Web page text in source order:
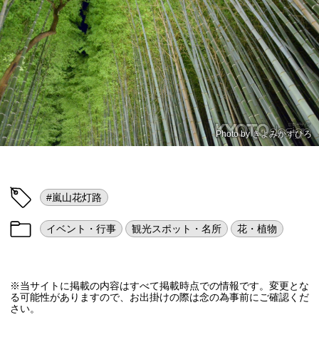
Photo byきよみかずひろ
#嵐山花灯路
イベント・行事 観光スポット・名所 花・植物
※当サイトに掲載の内容はすべて掲載時点での情報です。変更とな
る可能性がありますので、お出掛けの際は念の為事前にご確認くだ
さい。